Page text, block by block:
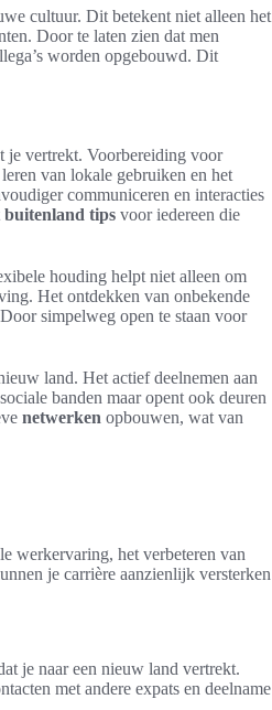
cultuur. Dit betekent niet alleen het
Door te laten zien dat men
worden opgebouwd. Dit
je vertrekt. Voorbereiding voor
van lokale gebruiken en het
communiceren en interacties
tips voor iedereen die
houding helpt niet alleen om
Het ontdekken van onbekende
simpelweg open te staan voor
land. Het actief deelnemen aan
banden maar opent ook deuren
netwerken opbouwen, wat van
werkervaring, het verbeteren van
je carrière aanzienlijk versterken
je naar een nieuw land vertrekt.
met andere expats en deelname